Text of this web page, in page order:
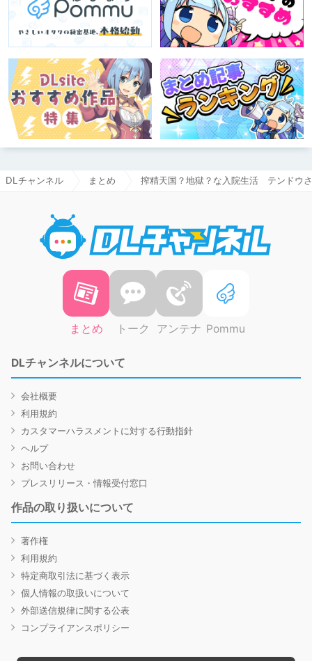
DLチャンネル まとめ 搾精天国？地獄？な入院生活 テンドウ
まとめ トーク アンテナ Pommu
DLチャンネルについて
会社概要
利用規約
カスタマーハラスメントに対する行動指針
ヘルプ
お問い合わせ
プレスリリース・情報受付窓口
作品の取り扱いについて
著作権
利用規約
特定商取引法に基づく表示
個人情報の取扱いについて
外部送信規律に関する公表
コンプライアンスポリシー